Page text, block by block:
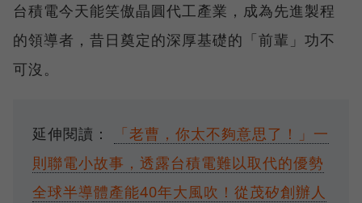
台積電今天能笑傲晶圓代工產業，成為先進製程
的領導者，昔日奠定的深厚基礎的「前輩」功不
可沒。
延伸閱讀：
「老曹，你太不夠意思了！」一
則聯電小故事，透露台積電難以取代的優勢
全球半導體產能40年大風吹！從茂矽創辦人